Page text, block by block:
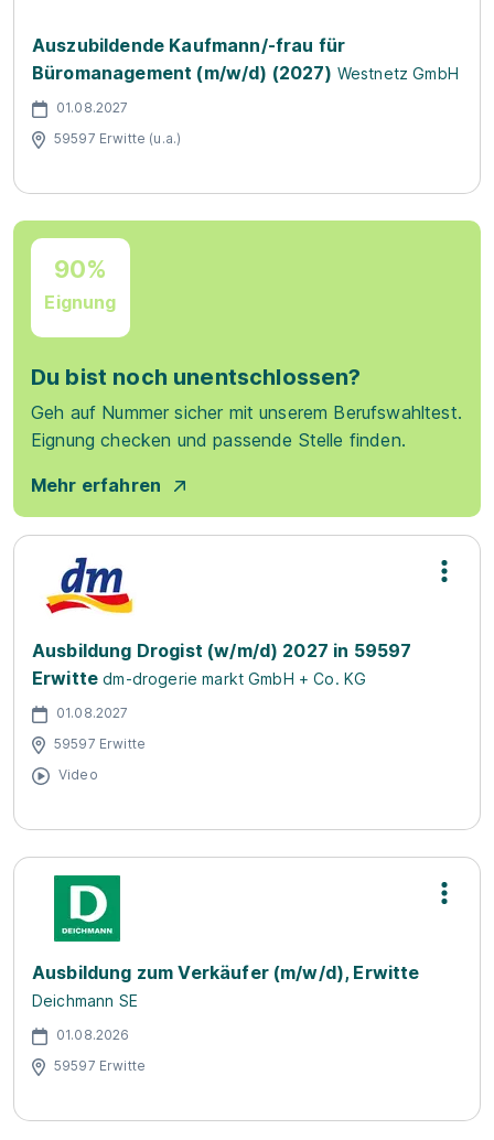
Auszubildende Kaufmann/-frau für
Büromanagement (m/w/d) (2027) Westnetz GmbH
01.08.2027
59597 Erwitte (u.a.)
90%
Eignung
Du bist noch unentschlossen?
Geh auf Nummer sicher mit unserem Berufswahltest.
Eignung checken und passende Stelle finden.
Mehr erfahren
Ausbildung Drogist (w/m/d) 2027 in 59597
Erwitte dm-drogerie markt GmbH + Co. KG
01.08.2027
59597 Erwitte
Video
Ausbildung zum Verkäufer (m/w/d), Erwitte
Deichmann SE
01.08.2026
59597 Erwitte